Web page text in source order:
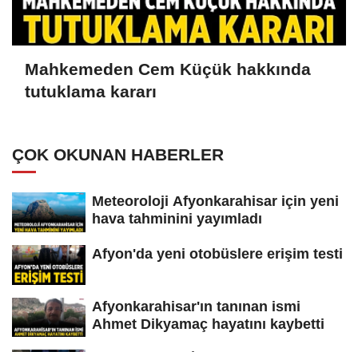
Mahkemeden Cem Küçük hakkında
tutuklama kararı
ÇOK OKUNAN HABERLER
Meteoroloji Afyonkarahisar için yeni
hava tahminini yayımladı
Afyon'da yeni otobüslere erişim testi
Afyonkarahisar'ın tanınan ismi
Ahmet Dikyamaç hayatını kaybetti